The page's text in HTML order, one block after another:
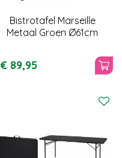
Bistrotafel Marseille
Metaal Groen Ø61cm
€ 89,95